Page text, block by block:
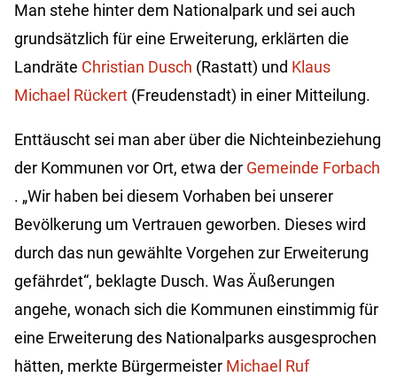
Man stehe hinter dem Nationalpark und sei auch
grundsätzlich für eine Erweiterung, erklärten die
Landräte Christian Dusch (Rastatt) und Klaus
Michael Rückert (Freudenstadt) in einer Mitteilung.
Enttäuscht sei man aber über die Nichteinbeziehung
der Kommunen vor Ort, etwa der Gemeinde Forbach
. „Wir haben bei diesem Vorhaben bei unserer
Bevölkerung um Vertrauen geworben. Dieses wird
durch das nun gewählte Vorgehen zur Erweiterung
gefährdet“, beklagte Dusch. Was Äußerungen
angehe, wonach sich die Kommunen einstimmig für
eine Erweiterung des Nationalparks ausgesprochen
hätten, merkte Bürgermeister Michael Ruf